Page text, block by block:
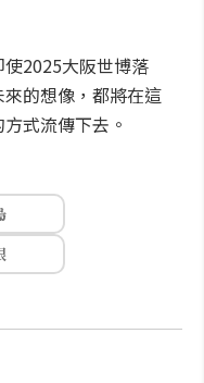
2025大阪世博落
的想像，都將在這
式流傳下去。